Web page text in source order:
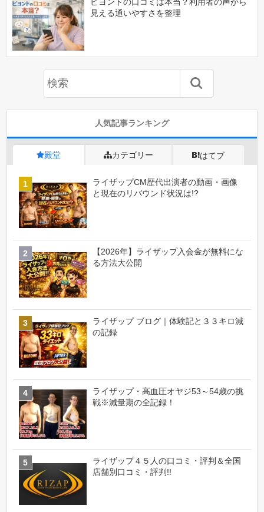
見える通いやすさを整理
人気記事ランキング
殿堂 カテゴリー はてブ
ライザップCM歴代出演者の動画・画像
と現在のリバウンド状況は!?
【2026年】ライザップ入会金が無料にな
る方法大公開
ライザップ ブログ｜体験記と３３キロ減
の記録
ライザップ・高血圧オヤジ53～54歳の挑
戦※減量期の全記録！
ライザップ４５人の口コミ・評判＆全国
店舗別口コミ・評判!!